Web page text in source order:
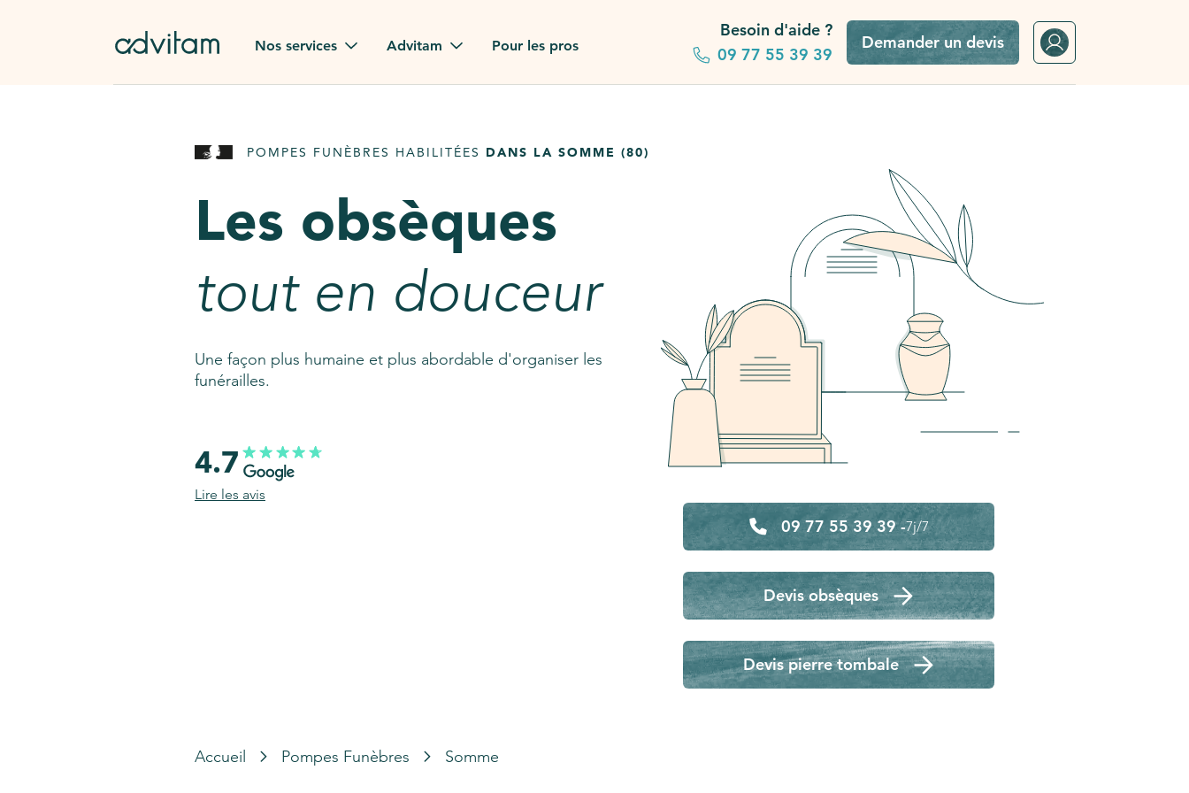
Nos services
Rapatriement à
Pierre tombale
AssistGPT
Nos services en plus
Advitam
Advitam dans la presse
Consultez notre FAQ
Pour les pros
Besoin d'aide ?
09 77 55 39 39
Demander un devis
POMPES FUNÈBRES HABILITÉES DANS LA SOMME (80)
Les obsèques
tout en douceur
Une façon plus humaine et plus abordable d'organiser les
funérailles.
09 77 55 39 39 -7j/7
Devis obsèques
Devis pierre tombale
4.7
Lire les avis
Accueil Pompes Funèbres Somme